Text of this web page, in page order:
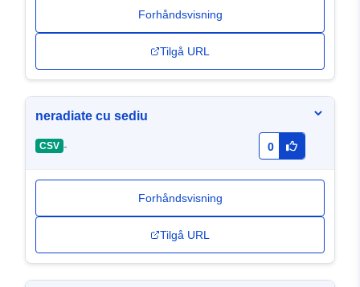
Forhåndsvisning
Tilgå URL
neradiate cu sediu
CSV - 0
Forhåndsvisning
Tilgå URL